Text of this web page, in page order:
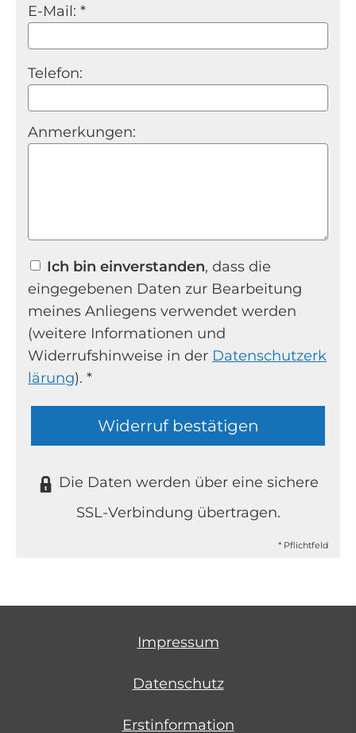
E-Mail: *
Telefon:
Anmerkungen:
Ich bin einverstanden, dass die
eingegebenen Daten zur Bearbeitung
meines Anliegens verwendet werden
(weitere Informationen und
Widerrufshinweise in der Datenschutzerk
lärung). *
Widerruf bestätigen
Die Daten werden über eine sichere
SSL-Verbindung übertragen.
* Pflichtfeld
Impressum
Datenschutz
Erstinformation